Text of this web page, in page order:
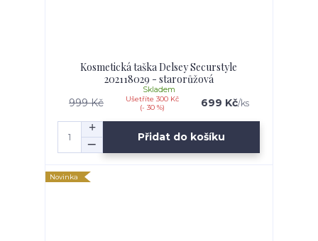
Kosmetická taška Delsey Securstyle
202118029 - starorůžová
999 Kč
Ušetříte 300 Kč
(- 30 %)
699 Kč/ks
Skladem
Přidat do košíku
Novinka